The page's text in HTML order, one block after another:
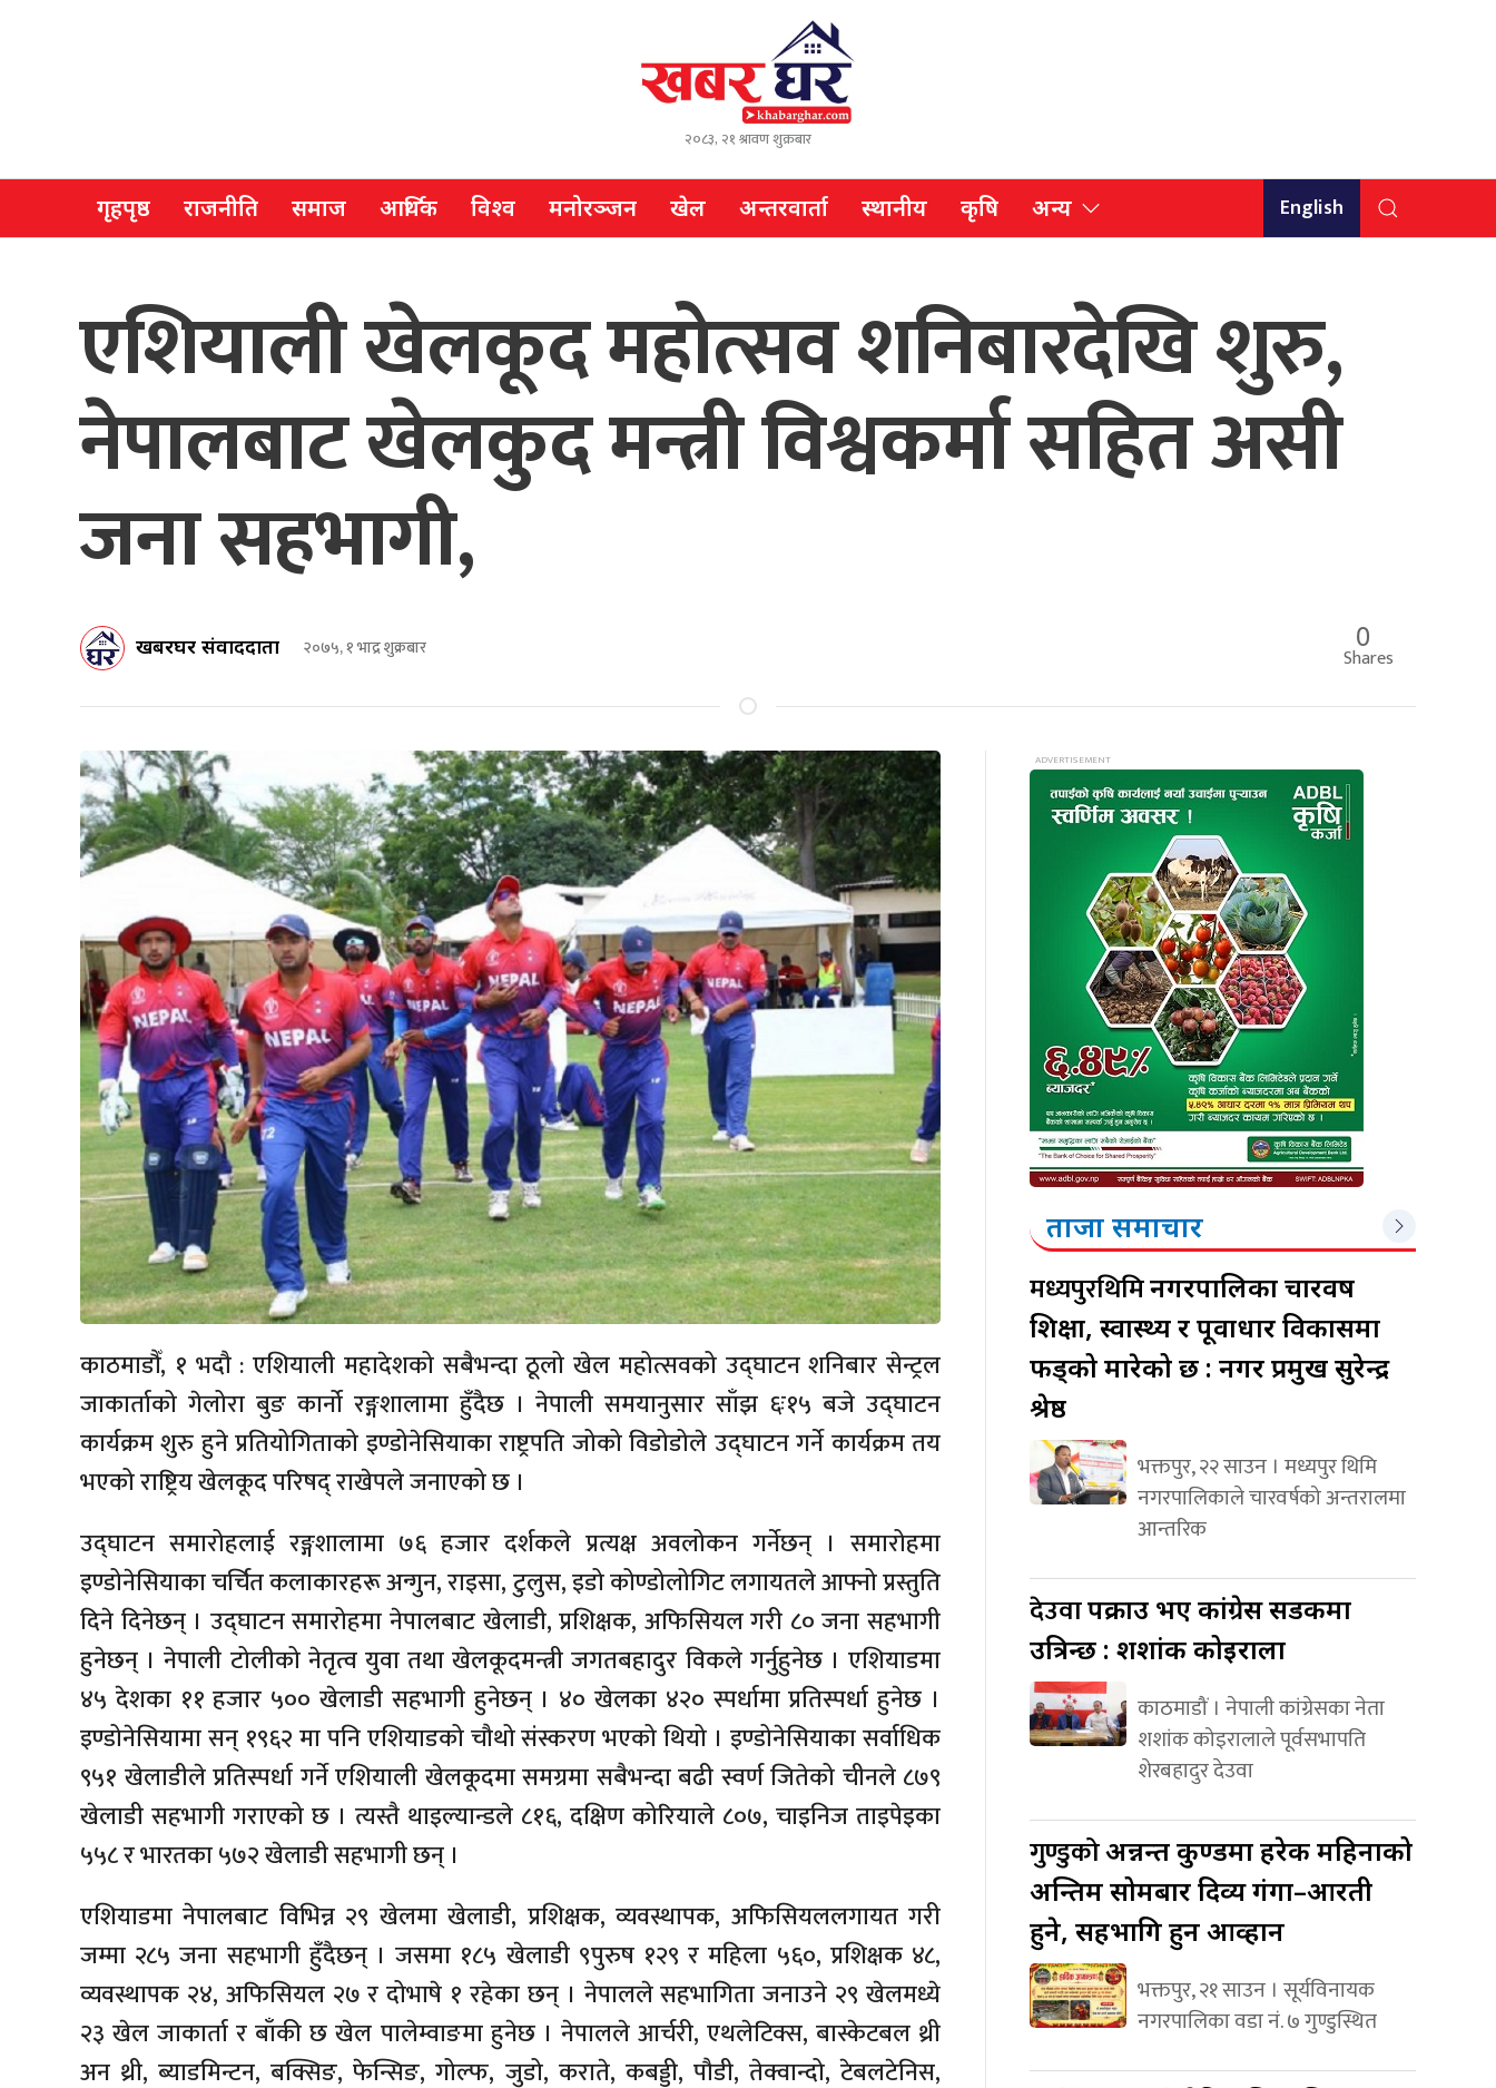
२०८३, २१ श्रावण शुक्रबार
गृहपृष्ठ राजनीति समाज आर्थिक विश्व मनोरञ्जन खेल अन्तरवार्ता स्थानीय कृषि अन्य English
एशियाली खेलकूद महोत्सव शनिबारदेखि शुरु,
नेपालबाट खेलकुद मन्त्री विश्वकर्मा सहित असी
जना सहभागी,
खबरघर संवाददाता २०७५, १ भाद्र शुक्रबार 0
Shares
काठमाडौँ, १ भदौ : एशियाली महादेशको सबैभन्दा ठूलो खेल महोत्सवको उद्घाटन शनिबार सेन्ट्रल
जाकार्ताको गेलोरा बुङ कार्नो रङ्गशालामा हुँदैछ । नेपाली समयानुसार साँझ ६ः१५ बजे उद्घाटन
कार्यक्रम शुरु हुने प्रतियोगिताको इण्डोनेसियाका राष्ट्रपति जोको विडोडोले उद्घाटन गर्ने कार्यक्रम तय
भएको राष्ट्रिय खेलकूद परिषद् राखेपले जनाएको छ ।
उद्घाटन समारोहलाई रङ्गशालामा ७६ हजार दर्शकले प्रत्यक्ष अवलोकन गर्नेछन् । समारोहमा
इण्डोनेसियाका चर्चित कलाकारहरू अन्गुन, राइसा, टुलुस, इडो कोण्डोलोगिट लगायतले आफ्नो प्रस्तुति
दिने दिनेछन् । उद्घाटन समारोहमा नेपालबाट खेलाडी, प्रशिक्षक, अफिसियल गरी ८० जना सहभागी
हुनेछन् । नेपाली टोलीको नेतृत्व युवा तथा खेलकूदमन्त्री जगतबहादुर विकले गर्नुहुनेछ । एशियाडमा
४५ देशका ११ हजार ५०० खेलाडी सहभागी हुनेछन् । ४० खेलका ४२० स्पर्धामा प्रतिस्पर्धा हुनेछ ।
इण्डोनेसियामा सन् १९६२ मा पनि एशियाडको चौथो संस्करण भएको थियो । इण्डोनेसियाका सर्वाधिक
९५१ खेलाडीले प्रतिस्पर्धा गर्ने एशियाली खेलकूदमा समग्रमा सबैभन्दा बढी स्वर्ण जितेको चीनले ८७९
खेलाडी सहभागी गराएको छ । त्यस्तै थाइल्यान्डले ८१६, दक्षिण कोरियाले ८०७, चाइनिज ताइपेइका
५५८ र भारतका ५७२ खेलाडी सहभागी छन् ।
एशियाडमा नेपालबाट विभिन्न २९ खेलमा खेलाडी, प्रशिक्षक, व्यवस्थापक, अफिसियललगायत गरी
जम्मा २८५ जना सहभागी हुँदैछन् । जसमा १८५ खेलाडी ९पुरुष १२९ र महिला ५६०, प्रशिक्षक ४८,
व्यवस्थापक २४, अफिसियल २७ र दोभाषे १ रहेका छन् । नेपालले सहभागिता जनाउने २९ खेलमध्ये
२३ खेल जाकार्ता र बाँकी छ खेल पालेम्वाङमा हुनेछ । नेपालले आर्चरी, एथलेटिक्स, बास्केटबल थ्री
अन थ्री, ब्याडमिन्टन, बक्सिङ, फेन्सिङ, गोल्फ, जुडो, कराते, कबड्डी, पौडी, तेक्वान्दो, टेबलटेनिस,
ताजा समाचार
मध्यपुरथिमिनगरपालिका चारवर्ष
शिक्षा, स्वास्थ्य र पूर्वाधार विकासमा
फड्को मारेको छ : नगर प्रमुख सुरेन्द्र
श्रेष्ठ
भक्तपुर, २२ साउन । मध्यपुर थिमि
नगरपालिकाले चारवर्षको अन्तरालमा
आन्तरिक
देउवापक्राउ भए कांग्रेस सडकमा
उत्रिन्छ : शशांक कोइराला
काठमाडौं । नेपाली कांग्रेसका नेता
शशांक कोइरालाले पूर्वसभापति
शेरबहादुर देउवा
गुण्डुकोअन्नन्त कुण्डमा हरेक महिनाको
अन्तिम सोमबार दिव्य गंगा–आरती
हुने, सहभागि हुन आव्हान
भक्तपुर, २१ साउन । सूर्यविनायक
नगरपालिका वडा नं. ७ गुण्डुस्थित